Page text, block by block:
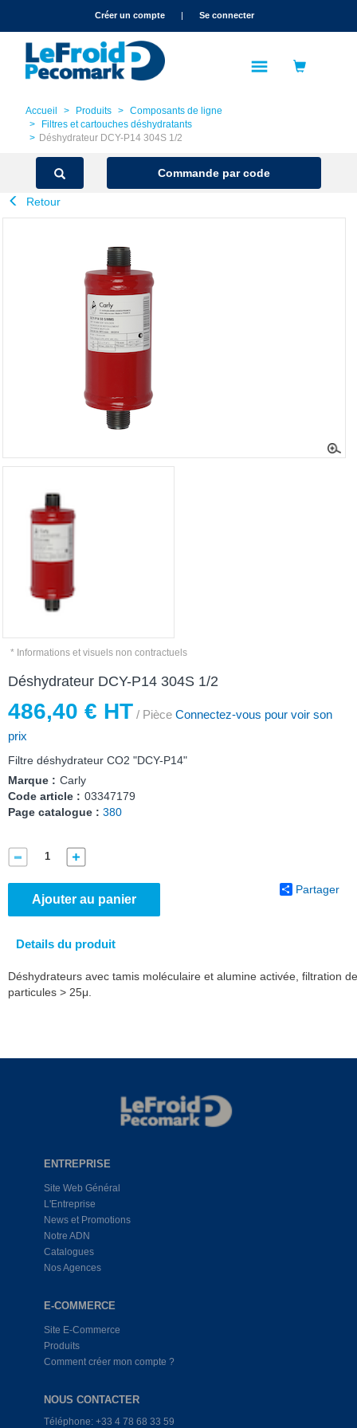
text.skipToNavigationCréer un compte | Se connecter
Accueil Produits
Composants de ligne
Filtres et cartouches déshydratants
Déshydrateur DCY-P14 304S 1/2
Commande par code
Retour
* Informations et visuels non contractuels
Déshydrateur DCY-P14 304S 1/2
486,40 € HT / Pièce Connectez-vous pour voir son
prix
Filtre déshydrateur CO2 "DCY-P14"
Marque : Carly
Code article : 03347179
Page catalogue : 380
Ajouter au panier
Partager
Details du produit
Déshydrateurs avec tamis moléculaire et alumine activée, filtration
particules > 25μ.
ENTREPRISE
Site Web Général
L'Entreprise
News et Promotions
Notre ADN
Catalogues
Nos Agences
E-COMMERCE
Site E-Commerce
Produits
Comment créer mon compte ?
NOUS CONTACTER
Téléphone: +33 4 78 68 33 59